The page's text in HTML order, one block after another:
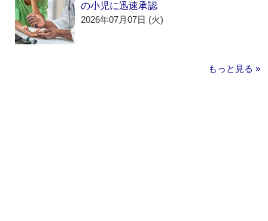
の小児に迅速承認
2026年07月07日 (火)
もっと見る »